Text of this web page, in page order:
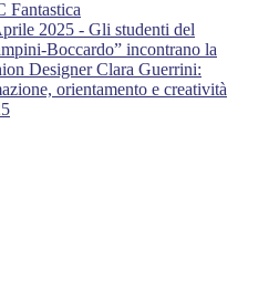
Fantastica
2025 - Gli studenti del
Boccardo” incontrano la
Designer Clara Guerrini:
orientamento e creatività